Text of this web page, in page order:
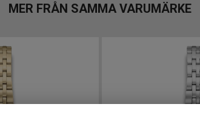
MER FRÅN SAMMA VARUMÄRKE